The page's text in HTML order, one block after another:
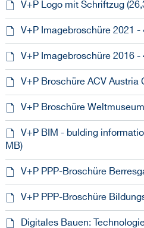
V+P Logo mit Schriftzug
V+P Imagebroschüre 2021 -
V+P Imagebroschüre 2016 -
V+P Broschüre ACV Austria
V+P Broschüre
V+P BIM - bulding
MB)
V+P PPP-Broschüre
V+P PPP-Broschüre
Digitales Bauen: